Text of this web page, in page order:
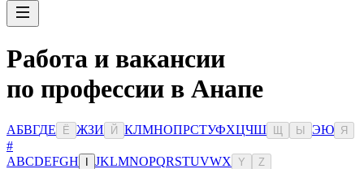
Работа и вакансии
по профессии в Анапе
АБВГДЕ Ё ЖЗИ Й КЛМНОПРСТУФХЦЧШ Ы ЭЮ Я
#
ABCDEFGH JKLMNOPQRSTUVWX Y Z